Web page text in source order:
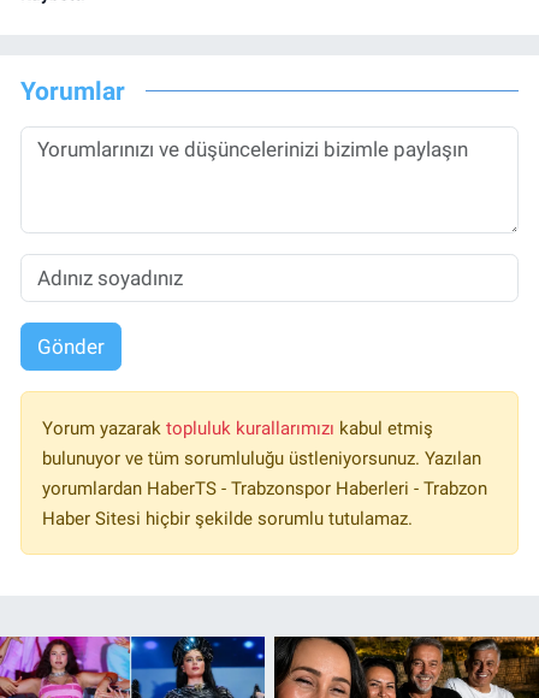
Yorumlar
Gönder
Yorum yazarak topluluk kurallarımızı kabul etmiş
bulunuyor ve tüm sorumluluğu üstleniyorsunuz. Yazılan
yorumlardan HaberTS - Trabzonspor Haberleri - Trabzon
Haber Sitesi hiçbir şekilde sorumlu tutulamaz.